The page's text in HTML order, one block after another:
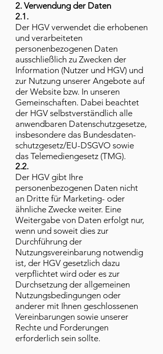
2. Verwendung der Daten
2.1.
Der HGV verwendet die erhobenen
und verarbeiteten
personenbezogenen Daten
ausschließlich zu Zwecken der
Information (Nutzer und HGV) und
zur Nutzung unserer Angebote auf
der Website bzw. In unseren
Gemeinschaften. Dabei beachtet
der HGV selbstverständlich alle
anwendbaren Datenschutzgesetze,
insbesondere das Bundesdaten-
schutzgesetz/EU-DSGVO sowie
das Telemediengesetz (TMG).
2.2.
Der HGV gibt Ihre
personenbezogenen Daten nicht
an Dritte für Marketing- oder
ähnliche Zwecke weiter. Eine
Weitergabe von Daten erfolgt nur,
wenn und soweit dies zur
Durchführung der
Nutzungsvereinbarung notwendig
ist, der HGV gesetzlich dazu
verpflichtet wird oder es zur
Durchsetzung der allgemeinen
Nutzungsbedingungen oder
anderer mit Ihnen geschlossenen
Vereinbarungen sowie unserer
Rechte und Forderungen
erforderlich sein sollte.